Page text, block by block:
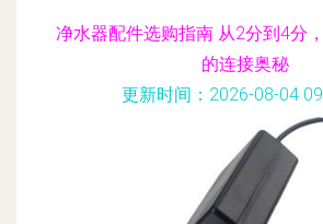
净水器配件选购指南 从2分到4分
的连接奥秘
更新时间：2026-08-04